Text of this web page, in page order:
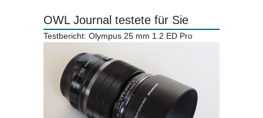
OWL Journal testete für Sie
Testbericht: Olympus 25 mm 1.2 ED Pro